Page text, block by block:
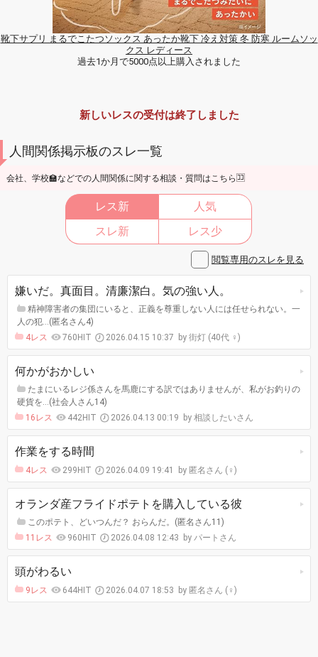
靴下サプリ まるでこたつソックス あったか靴下 冷え対策 冬 防寒 ルームソッ
クス レディース
過去1か月で5000点以上購入されました
新しいレスの受付は終了しました
人間関係掲示板のスレ一覧
会社、学校🏫などでの人間関係に関する相談・質問はこちら🈁
レス新
人気
スレ新
レス少
閲覧専用のスレを見る
嫌いだ。真面目。清廉潔白。気の強い人。
精神障害者の集団にいると、正義を尊重しない人には任せられない。一
人の犯…(匿名さん4)
4レス
760HIT 2026.04.15 10:37 街灯 (40代 ♀)
何かがおかしい
たまにいるレジ係さんを馬鹿にする訳ではありませんが、私がお釣りの
硬貨を…(社会人さん14)
16レス
442HIT 2026.04.13 00:19 相談したいさん
作業をする時間
4レス 299HIT 2026.04.09 19:41 匿名さん (♀)
オランダ産フライドポテトを購入している彼
このポテト、どいつんだ？ おらんだ。(匿名さん11)
11レス
960HIT 2026.04.08 12:43 パートさん
頭がわるい
9レス 644HIT 2026.04.07 18:53 匿名さん (♀)